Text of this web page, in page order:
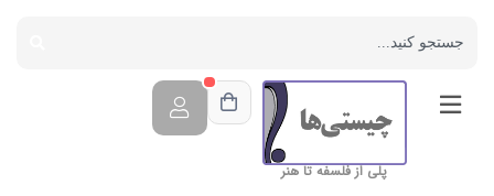
پلی از فلسفه تا هنر